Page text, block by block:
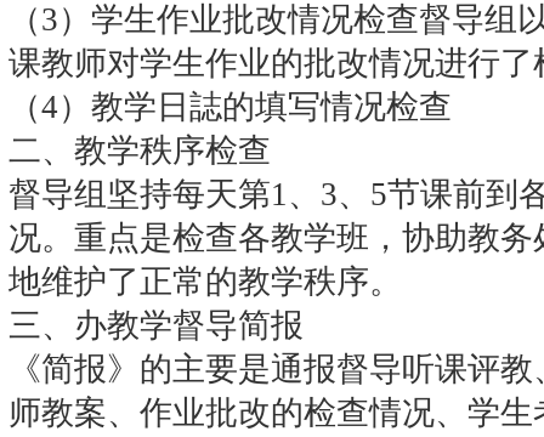
（3）学生作业批改情况检查督导组
课教师对学生作业的批改情况进行了
（4）教学日誌的填写情况检查
二、教学秩序检查
督导组坚持每天第1、3、5节课前到
况。重点是检查各教学班，协助教
地维护了正常的教学秩序。
三、办教学督导简报
《简报》的主要是通报督导听课评
师教案、作业批改的检查情况、学